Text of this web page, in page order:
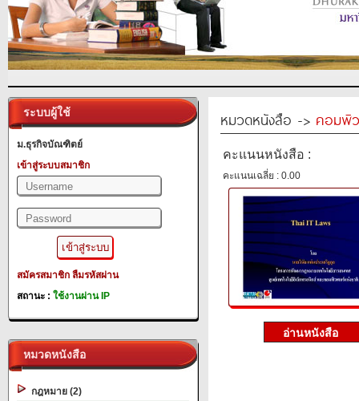
ระบบผู้ใช้
ม.ธุรกิจบัณฑิตย์
เข้าสู่ระบบสมาชิก
สมัครสมาชิก ลืมรหัสผ่าน
สถานะ : ใช้งานผ่าน IP
หมวดหนังสือ
กฎหมาย (2)
หมวดหนังสือ -> คอมพิ
คะแนนหนังสือ :
คะแนนเฉลี่ย : 0.00